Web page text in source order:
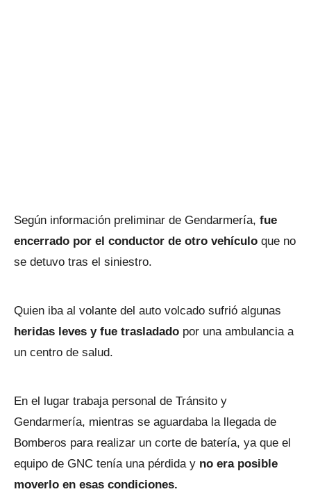
Según información preliminar de Gendarmería, fue
encerrado por el conductor de otro vehículo que no
se detuvo tras el siniestro.
Quien iba al volante del auto volcado sufrió algunas
heridas leves y fue trasladado por una ambulancia a
un centro de salud.
En el lugar trabaja personal de Tránsito y
Gendarmería, mientras se aguardaba la llegada de
Bomberos para realizar un corte de batería, ya que el
equipo de GNC tenía una pérdida y no era posible
moverlo en esas condiciones.